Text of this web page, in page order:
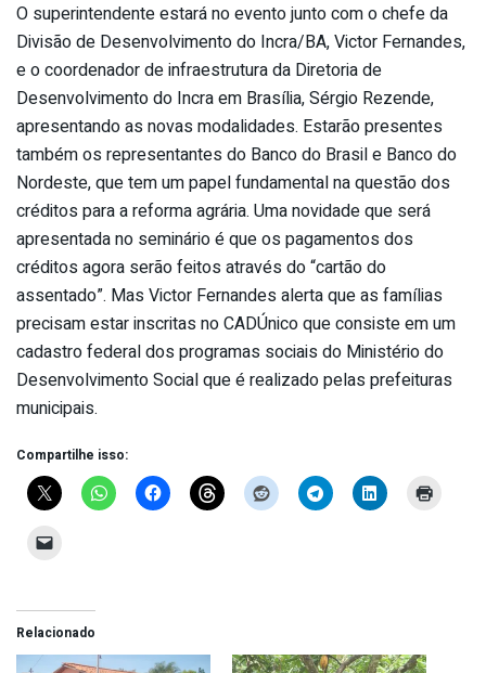
O superintendente estará no evento junto com o chefe da
Divisão de Desenvolvimento do Incra/BA, Victor Fernandes,
e o coordenador de infraestrutura da Diretoria de
Desenvolvimento do Incra em Brasília, Sérgio Rezende,
apresentando as novas modalidades. Estarão presentes
também os representantes do Banco do Brasil e Banco do
Nordeste, que tem um papel fundamental na questão dos
créditos para a reforma agrária. Uma novidade que será
apresentada no seminário é que os pagamentos dos
créditos agora serão feitos através do “cartão do
assentado”. Mas Victor Fernandes alerta que as famílias
precisam estar inscritas no CADÚnico que consiste em um
cadastro federal dos programas sociais do Ministério do
Desenvolvimento Social que é realizado pelas prefeituras
municipais.
Compartilhe isso:
Relacionado